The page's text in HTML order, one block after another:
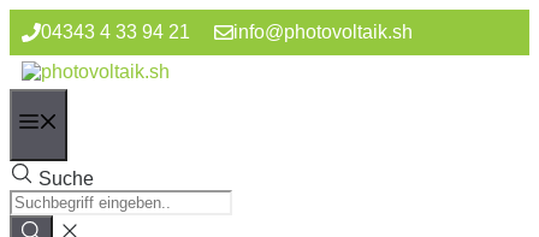
Zum
Inhalt
springen
04343 4 33 94 21 info@photovoltaik.sh
Suche